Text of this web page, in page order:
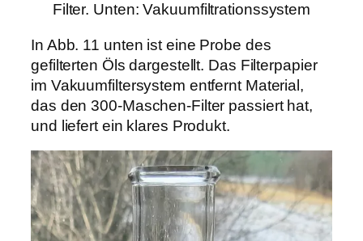
Filter. Unten: Vakuumfiltrationssystem
In Abb. 11 unten ist eine Probe des
gefilterten Öls dargestellt. Das Filterpapier
im Vakuumfiltersystem entfernt Material,
das den 300-Maschen-Filter passiert hat,
und liefert ein klares Produkt.